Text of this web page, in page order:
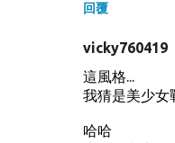
回覆
vicky760419
這風格...
我猜是美少女
哈哈